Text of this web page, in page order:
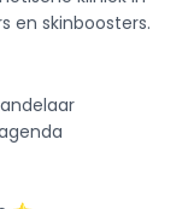
en skinboosters.